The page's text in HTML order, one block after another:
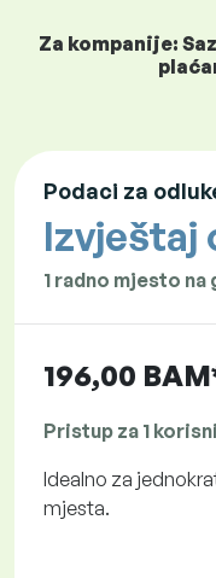
Za kompanije:
Podaci za
Izvještaj
1 radno mjesto na
196,00
Pristup za 1
Idealno za
mjesta.